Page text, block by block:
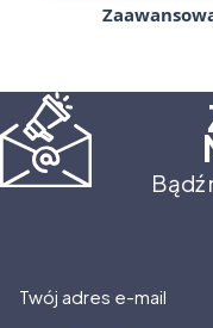
Bądź
Twój adres e-mail